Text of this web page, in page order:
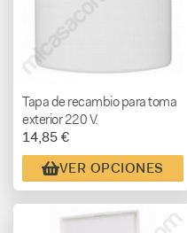
Tapa de recambio para toma
exterior 220 V.
14,85 €
VER OPCIONES